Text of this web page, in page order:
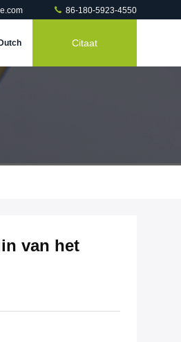
86-180-5923-4550
Dutch Citaat
van het